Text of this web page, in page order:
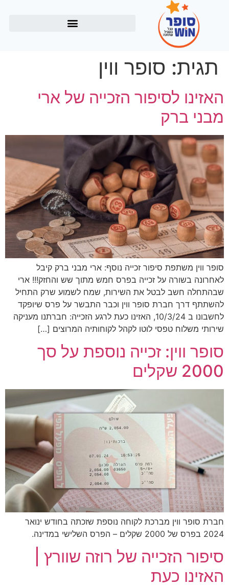
תגית: סופר ווין
האזינו לסיפור הזכייה של ארי
מבני ברק
סופר ווין משתפת סיפור זכייה נוסף: ארי מבני ברק קיבל
לאחרונה בשורה על זכייה בפרס חמש מתוך שש והחזק!!! ארי
שבהתחלה חשב לבטל את השירות, שמח לשמוע שרק התחיל
להשתתף דרך חברת סופר ווין וכבר התבשר על פרס שיופקד
לחשבונו ב 10/3/24, האזינו כעת לרגע הזכייה: חברתנו מעניקה
שירותי משלוח טפסי לוטו לקהל לקוחותיה המרוצים […]
סופר ווין: זכייה נוספת על סך
2000 שקלים
חברת סופר ווין מברכת לקוחה נוספת שזכתה בחודש ינואר
2024 בפרס של 2000 שקלים – הפרס השלישי במדינה.
סיפור הזכייה של רוזה שוורץ |
האזינו כעת